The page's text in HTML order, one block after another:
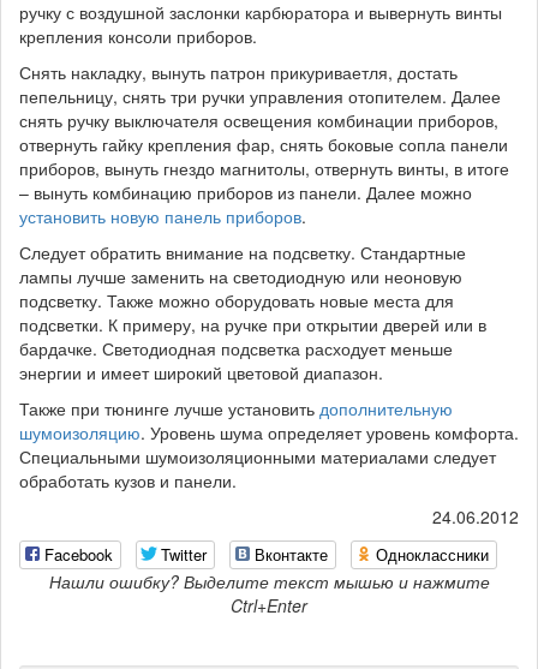
ручку с воздушной заслонки карбюратора и вывернуть винты
крепления консоли приборов.
Снять накладку, вынуть патрон прикуриваетля, достать
пепельницу, снять три ручки управления отопителем. Далее
снять ручку выключателя освещения комбинации приборов,
отвернуть гайку крепления фар, снять боковые сопла панели
приборов, вынуть гнездо магнитолы, отвернуть винты, в итоге
– вынуть комбинацию приборов из панели. Далее можно
установить новую панель приборов.
Следует обратить внимание на подсветку. Стандартные
лампы лучше заменить на светодиодную или неоновую
подсветку. Также можно оборудовать новые места для
подсветки. К примеру, на ручке при открытии дверей или в
бардачке. Светодиодная подсветка расходует меньше
энергии и имеет широкий цветовой диапазон.
Также при тюнинге лучше установить дополнительную
шумоизоляцию. Уровень шума определяет уровень комфорта.
Специальными шумоизоляционными материалами следует
обработать кузов и панели.
24.06.2012
Facebook Twitter Вконтакте Одноклассники
Нашли ошибку? Выделите текст мышью и нажмите
Ctrl+Enter